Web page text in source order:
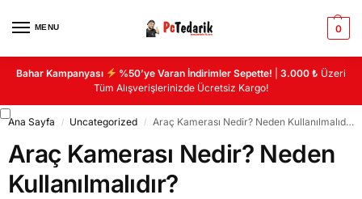
MENU 0
Bahar Kampanyası %50’ye Varan İndirimler Sepette! |3.000 ₺ Üzeri
Tüm Alışverişlerinizde Ücretsiz Kargo!
Ana Sayfa / Uncategorized / Araç Kamerası Nedir? Neden Kullanılmalıdır?
Araç Kamerası Nedir? Neden
Kullanılmalıdır?